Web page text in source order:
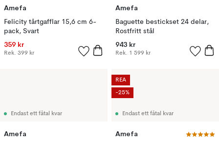
Amefa
Felicity tårtgafflar 15,6 cm 6-
pack, Svart
359 kr
Rek. 399 kr
Amefa
Baguette bestickset 24 delar,
Rostfritt stål
943 kr
Rek. 1 599 kr
Endast ett fåtal kvar
Amefa
Endast ett fåtal kvar
Amefa
REA
-25%